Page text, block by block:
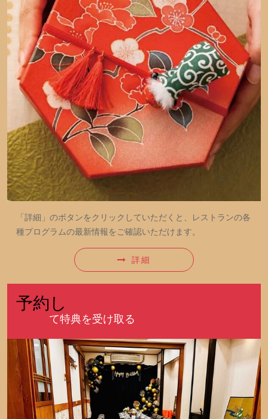
「詳細」のボタンをクリックしていただくと、レストランの各
種プログラムの最新情報をご確認いただけます。
詳細
予約し
て特典を受け取る